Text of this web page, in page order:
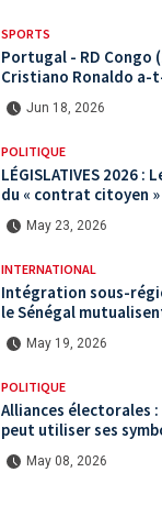
SPORTS
Portugal - RD Congo
Cristiano Ronaldo a-
international ?
Jun 18, 2026
POLITIQUE
LÉGISLATIVES 2026 :
du « contrat citoyen
politique saturée.
May 23, 2026
INTERNATIONAL
Intégration sous-
le Sénégal
Koundara via le
May 19, 2026
POLITIQUE
Alliances électorales :
peut utiliser ses
avant le scrutin du 31
May 08, 2026